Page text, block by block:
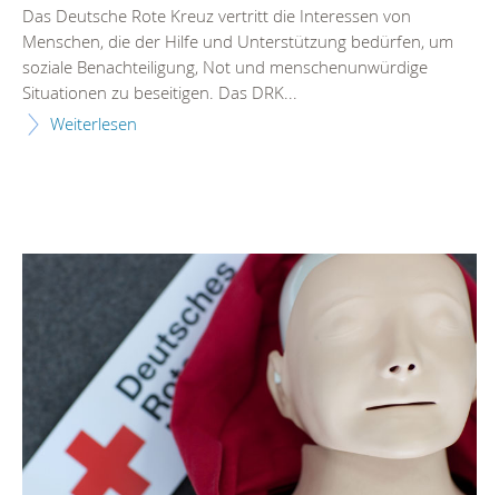
Das Deutsche Rote Kreuz vertritt die Interessen von
Menschen, die der Hilfe und Unterstützung bedürfen, um
soziale Benachteiligung, Not und menschenunwürdige
Situationen zu beseitigen. Das DRK...
Weiterlesen